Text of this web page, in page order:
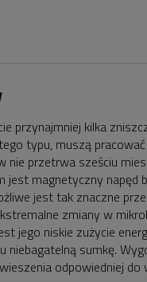
przynajmniej kilka
typu, muszą
przetrwa sześciu
jest magnetyczny
jest tak znaczne
zmiany w
jego niskie zużycie
niebagatelną sumkę.
odpowiedniej